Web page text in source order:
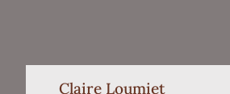
Claire Loumiet